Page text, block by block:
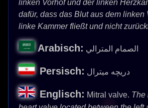
linken Vorhof und der linken
dafür, dass das Blut aus dem linken
linke Kammer fließt und nicht
Arabisch: الصمام المترالي
Persisch: دریچه میترال
Englisch: Mitral valve. The